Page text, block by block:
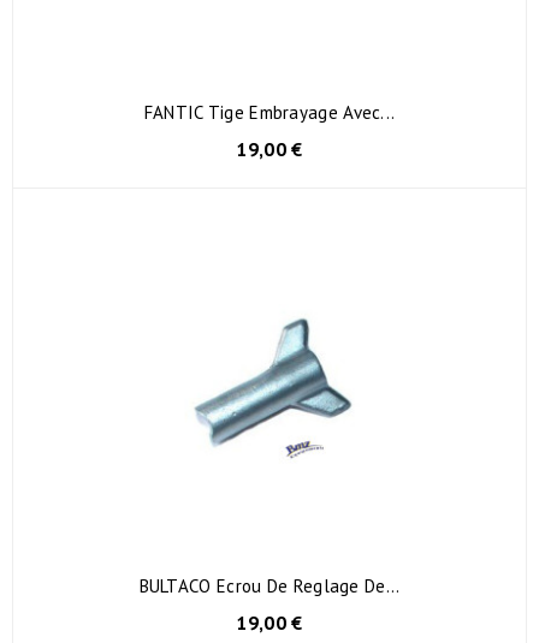
FANTIC Tige Embrayage Avec...
19,00 €
BULTACO Ecrou De Reglage De...
19,00 €